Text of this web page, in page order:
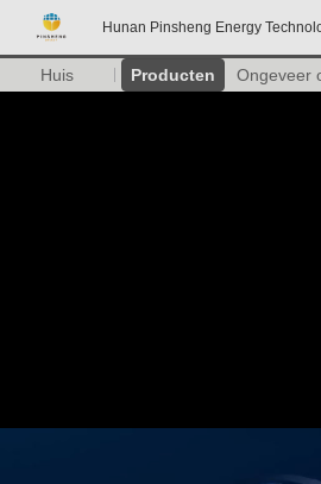
Hunan Pinsheng Energy
Huis Producten Ongeveer